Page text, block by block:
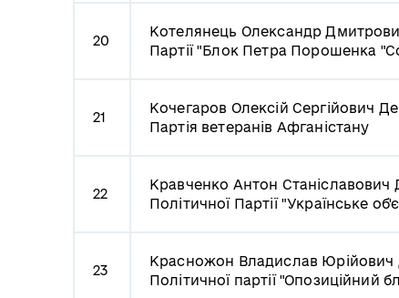
20
Котелянець Олександр
Партії "Блок Петра Порошенка
21
Кочегаров Олексій Сергійович
Партія ветеранів Афганістану
22
Кравченко Антон Станіславович
Політичної Партії "Українське
23
Красножон Владислав Юрійович
Політичної партії "Опозиційний